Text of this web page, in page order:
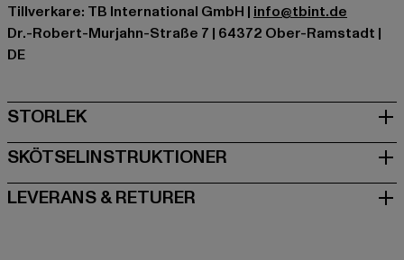
Tillverkare: TB International GmbH | info@tbint.de
Dr.-Robert-Murjahn-Straße 7 | 64372 Ober-Ramstadt |
DE
STORLEK
SKÖTSELINSTRUKTIONER
LEVERANS & RETURER